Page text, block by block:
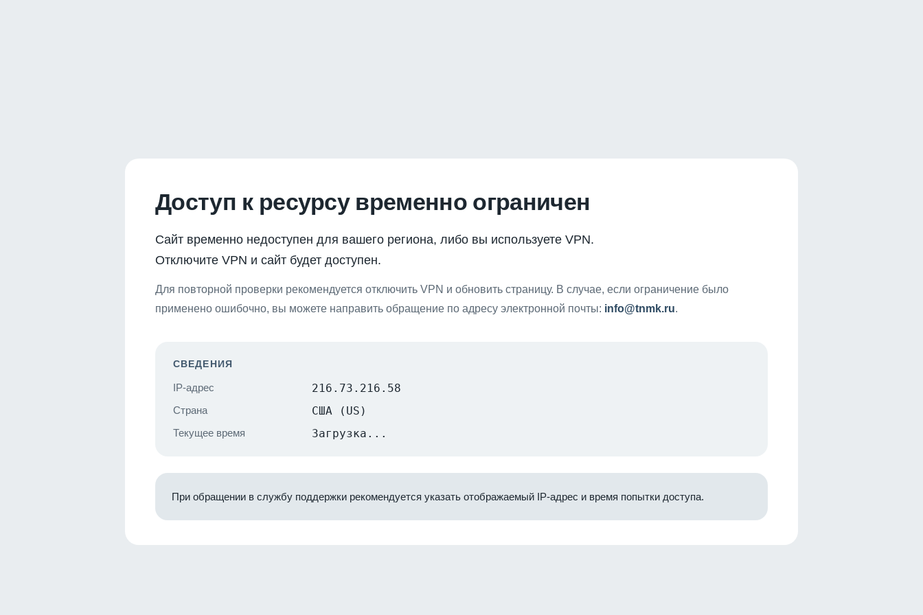
Доступ к ресурсу временно ограничен
Сайт временно недоступен для вашего региона, либо вы используете VPN.
Отключите VPN и сайт будет доступен.
Для повторной проверки рекомендуется отключить VPN и обновить страницу. В случае, если ограничение было
применено ошибочно, вы можете направить обращение по адресу электронной почты: info@tnmk.ru.
СВЕДЕНИЯ
IP-адрес 216.73.216.58
Страна США (US)
Текущее время Загрузка...
При обращении в службу поддержки рекомендуется указать отображаемый IP-адрес и время попытки доступа.